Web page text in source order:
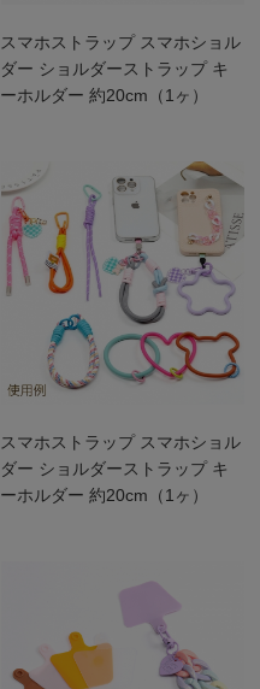
スマホストラップ スマホショル
ダー ショルダーストラップ キ
ーホルダー 約20cm（1ヶ）
スマホストラップ スマホショル
ダー ショルダーストラップ キ
ーホルダー 約20cm（1ヶ）